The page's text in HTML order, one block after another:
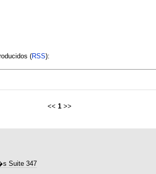
(RSS):
<< 1 >>
Suite 347